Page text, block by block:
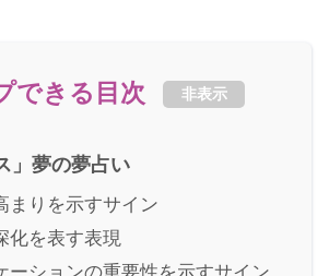
できる目次 非表示
」夢の夢占い
まりを示すサイン
化を表す表現